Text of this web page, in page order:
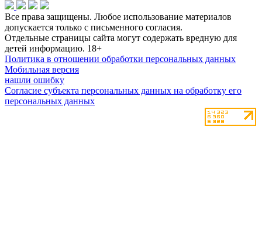
Все права защищены. Любое использование материалов
допускается только с письменного согласия.
Отдельные страницы сайта могут содержать вредную для
детей информацию. 18+
Политика в отношении обработки персональных данных
Мобильная версия
нашли ошибку
Согласие субъекта персональных данных на обработку его
персональных данных